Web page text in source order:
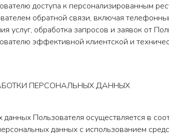
доступа к персонализированным
обратной связи, включая
услуг, обработка запросов и заявок от
эффективной клиентской и
ПЕРСОНАЛЬНЫХ ДАННЫХ
Пользователя осуществляется в
данных с использованием